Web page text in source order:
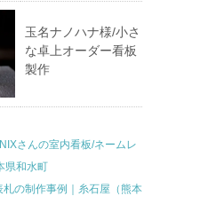
玉名ナノハナ様/小さ
な卓上オーダー看板
製作
さんの室内看板/ネームレ
県和水町
の制作事例｜糸石屋（熊本